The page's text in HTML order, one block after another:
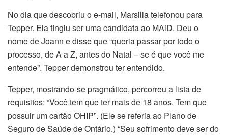
No dia que descobriu o e-mail, Marsilla telefonou para
Tepper. Ela fingiu ser uma candidata ao MAiD. Deu o
nome de Joann e disse que “queria passar por todo o
processo, de A a Z, antes do Natal – se é que você me
entende”. Tepper demonstrou ter entendido.
Tepper, mostrando-se pragmático, percorreu a lista de
requisitos: “Você tem que ter mais de 18 anos. Tem que
possuir um cartão OHIP”. (Ele se referia ao Plano de
Seguro de Saúde de Ontário.) “Seu sofrimento deve ser do